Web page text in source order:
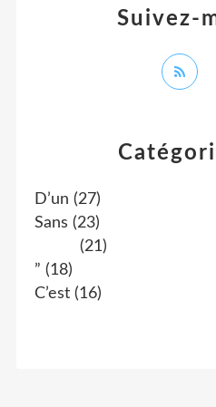
D’un (27)
Sans (23)
(21)
” (18)
C’est (16)
Suivez-